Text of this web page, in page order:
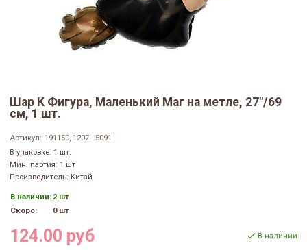
Шар К Фигура, Маленький Маг на метле, 27"/69
см, 1 шт.
Артикул: 191150, 1207—5091
В упаковке: 1 шт.
Мин. партия: 1 шт
Производитель: Китай
В наличии: 2 шт
Скоро:
0 шт
124.00 руб В наличии